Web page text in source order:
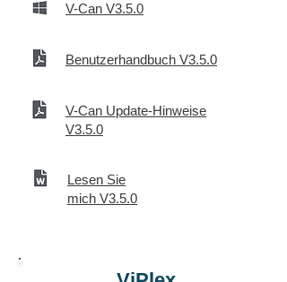
V-Can V3.5.0
Benutzerhandbuch V3.5.0
V-Can Update-Hinweise
V3.5.0
Lesen Sie
mich V3.5.0